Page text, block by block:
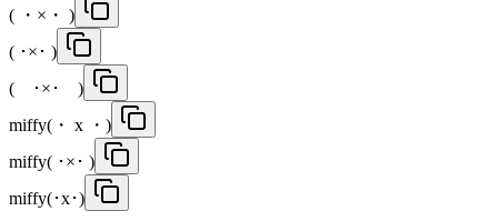
( ・×・ )
( ･×･ )
( ･×･ )
miffy(・ x ・)
miffy( ･×･ )
miffy(･x･)